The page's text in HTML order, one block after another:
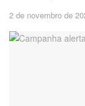
2 de novembro de